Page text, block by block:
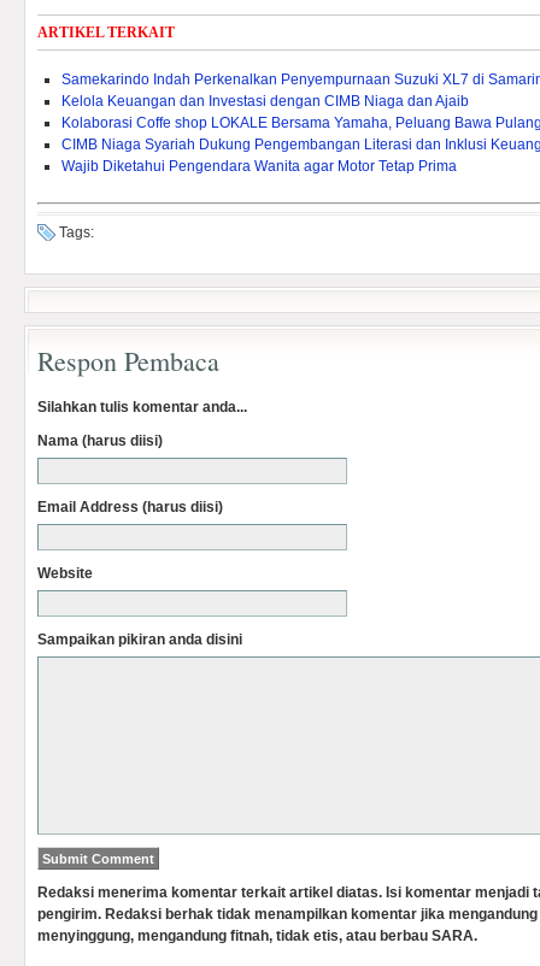
ARTIKEL TERKAIT
Samekarindo Indah Perkenalkan Penyempurnaan Suzuki XL7 di
Kelola Keuangan dan Investasi dengan CIMB Niaga dan Ajaib
Kolaborasi Coffe shop LOKALE Bersama Yamaha, Peluang Bawa
CIMB Niaga Syariah Dukung Pengembangan Literasi dan Inklusi
Wajib Diketahui Pengendara Wanita agar Motor Tetap Prima
Tags:
Respon Pembaca
Silahkan tulis komentar anda...
Nama (harus diisi)
Email Address (harus diisi)
Website
Sampaikan pikiran anda disini
Redaksi menerima komentar terkait artikel diatas. Isi komentar menjadi
pengirim. Redaksi berhak tidak menampilkan komentar jika
menyinggung, mengandung fitnah, tidak etis, atau berbau SARA.